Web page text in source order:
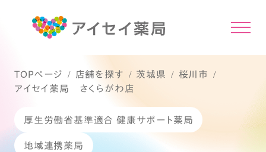
TOPページ 店舗を探す 茨城県
桜川市
アイセイ薬局 さくらがわ店
厚生労働省基準適合 健康サポート薬局
地域連携薬局